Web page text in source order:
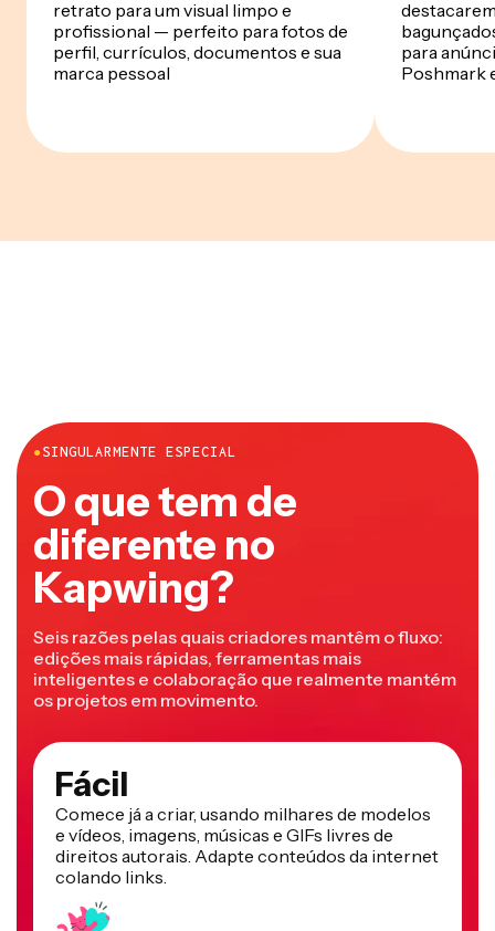
retrato para um visual limpo e
profissional — perfeito para fotos de
perfil, currículos, documentos e sua
marca pessoal
para
Poshmark
●SINGULARMENTE ESPECIAL
O que tem de
diferente no
Kapwing?
Seis razões pelas quais criadores mantêm o fluxo:
edições mais rápidas, ferramentas mais
inteligentes e colaboração que realmente mantém
os projetos em movimento.
Fácil
Comece já a criar, usando milhares de modelos
e vídeos, imagens, músicas e GIFs livres de
direitos autorais. Adapte conteúdos da internet
colando links.